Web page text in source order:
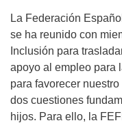
La Federación
se ha reunido con
Inclusión para
apoyo al empleo para
para favorecer
dos cuestiones
hijos. Para ello, la